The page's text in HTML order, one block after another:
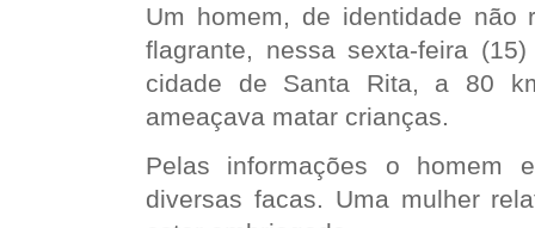
Um homem, de identidade não
flagrante, nessa sexta-feira
cidade de Santa Rita, a 80
ameaçava matar crianças.
Pelas informações o homem
diversas facas. Uma mulher